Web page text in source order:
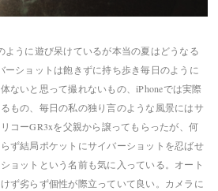
ように遊び呆けているが本当の夏はどうなる
ーショットは飽きずに持ち歩き毎日のように
ないと思って撮れないもの、iPhoneでは実際
もの、毎日の私の独り言のような風景にはサ
コーGR3xを父親から譲ってもらったが、何
ず結局ポケットにサイバーショットを忍ばせ
ョットという名前も気に入っている。オート
ず劣らず個性が際立っていて良い。カメラに